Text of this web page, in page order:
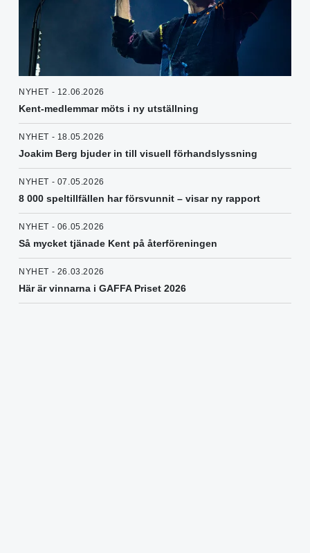
NYHET - 12.06.2026
Kent-medlemmar möts i ny utställning
NYHET - 18.05.2026
Joakim Berg bjuder in till visuell förhandslyssning
NYHET - 07.05.2026
8 000 speltillfällen har försvunnit – visar ny rapport
NYHET - 06.05.2026
Så mycket tjänade Kent på återföreningen
NYHET - 26.03.2026
Här är vinnarna i GAFFA Priset 2026